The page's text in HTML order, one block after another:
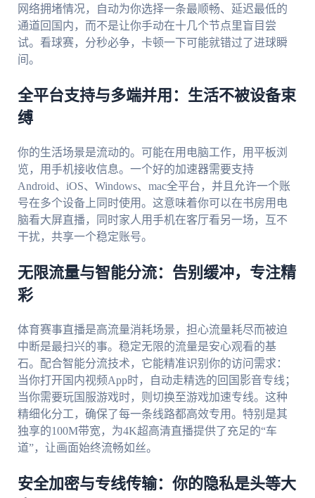
网络拥堵情况，自动为你选择一条最顺畅、延迟最低的
通道回国内，而不是让你手动在十几个节点里盲目尝
试。看球赛，分秒必争，卡顿一下可能就错过了进球瞬
间。
全平台支持与多端并用：生活不被设备束
缚
你的生活场景是流动的。可能在用电脑工作，用平板浏
览，用手机接收信息。一个好的加速器需要支持
Android、iOS、Windows、mac全平台，并且允许一个账
号在多个设备上同时使用。这意味着你可以在书房用电
脑看大屏直播，同时家人用手机在客厅看另一场，互不
干扰，共享一个稳定账号。
无限流量与智能分流：告别缓冲，专注精
彩
体育赛事直播是高流量消耗场景，担心流量耗尽而被迫
中断是最扫兴的事。稳定无限的流量是安心观看的基
石。配合智能分流技术，它能精准识别你的访问需求：
当你打开国内视频App时，自动走精选的回国影音专线；
当你需要玩国服游戏时，则切换至游戏加速专线。这种
精细化分工，确保了每一条线路都高效专用。特别是其
独享的100M带宽，为4K超高清直播提供了充足的“车
道”，让画面始终流畅如丝。
安全加密与专线传输：你的隐私是头等大